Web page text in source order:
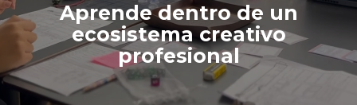
Aprende dentro de un
ecosistema creativo
profesional